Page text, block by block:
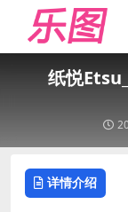
纸悦
详情介绍